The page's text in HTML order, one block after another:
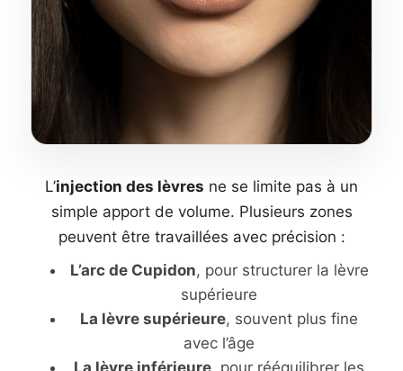
L’injection des lèvres ne se limite pas à un
simple apport de volume. Plusieurs zones
peuvent être travaillées avec précision :
L’arc de Cupidon, pour structurer la lèvre
supérieure
La lèvre supérieure, souvent plus fine
avec l’âge
La lèvre inférieure, pour rééquilibrer les